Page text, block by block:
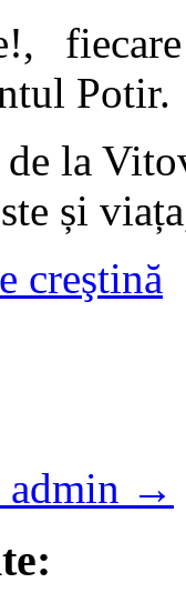
Potir.
la
și
creştină
admin →